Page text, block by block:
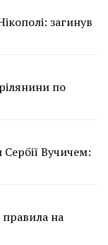
загинув
по
Сербії Вучичем:
правила на